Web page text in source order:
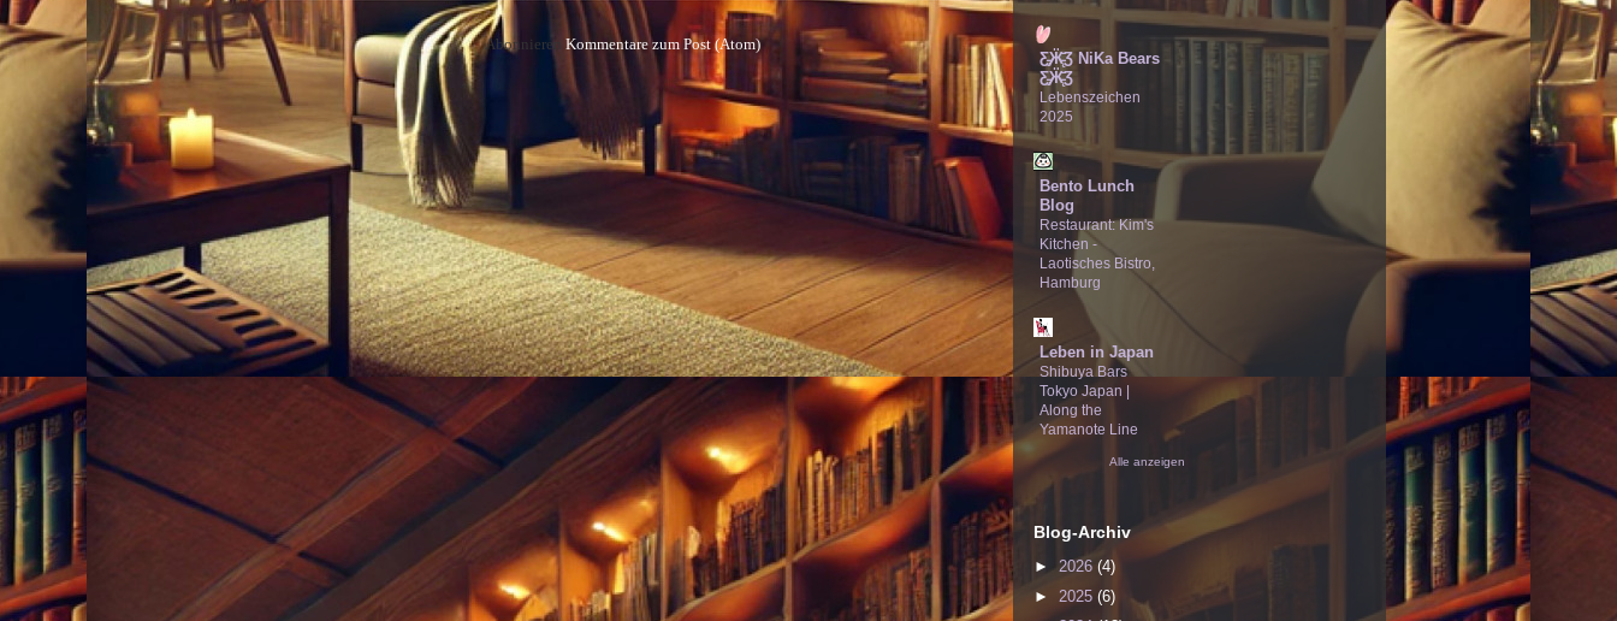
Abonnieren Kommentare zum Post (Atom)
Ƹ̵̡Ӝ̵̨̄Ʒ NiKa Bears
Ƹ̵̡Ӝ̵̨̄Ʒ
Lebenszeichen
2025
Bento Lunch
Blog
Restaurant: Kim's
Kitchen -
Laotisches Bistro,
Hamburg
Leben in Japan
Shibuya Bars
Tokyo Japan |
Along the
Yamanote Line
Alle anzeigen
Blog-Archiv
► 2026 (4)
► 2025 (6)